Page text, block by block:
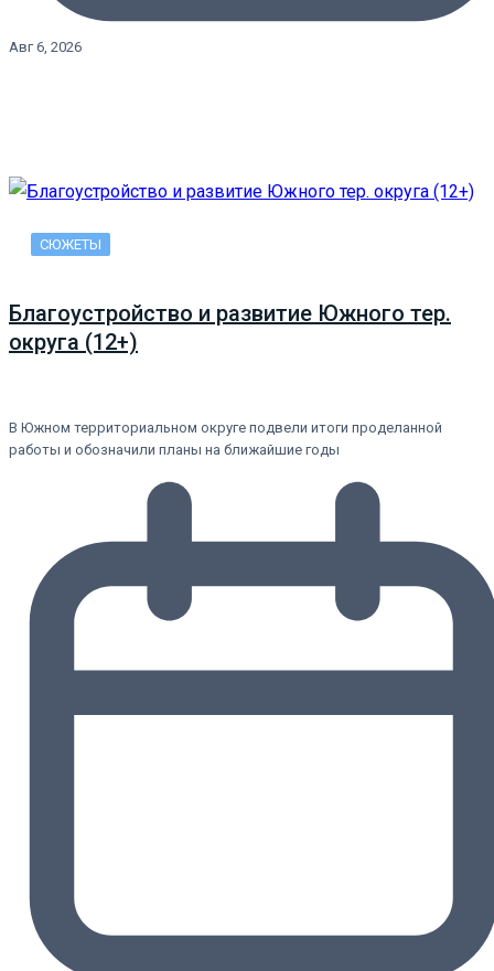
Авг 6, 2026
СЮЖЕТЫ
Благоустройство и развитие Южного тер.
округа (12+)
В Южном территориальном округе подвели итоги проделанной
работы и обозначили планы на ближайшие годы